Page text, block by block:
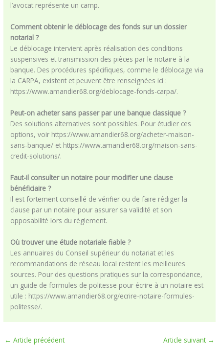
l’avocat représente un camp.
Comment obtenir le déblocage des fonds sur un dossier
notarial ?
Le déblocage intervient après réalisation des conditions
suspensives et transmission des pièces par le notaire à la
banque. Des procédures spécifiques, comme le déblocage via
la CARPA, existent et peuvent être renseignées ici :
https://www.amandier68.org/deblocage-fonds-carpa/.
Peut-on acheter sans passer par une banque classique ?
Des solutions alternatives sont possibles. Pour étudier ces
options, voir https://www.amandier68.org/acheter-maison-
sans-banque/ et https://www.amandier68.org/maison-sans-
credit-solutions/.
Faut-il consulter un notaire pour modifier une clause
bénéficiaire ?
Il est fortement conseillé de vérifier ou de faire rédiger la
clause par un notaire pour assurer sa validité et son
opposabilité lors du règlement.
Où trouver une étude notariale fiable ?
Les annuaires du Conseil supérieur du notariat et les
recommandations de réseau local restent les meilleures
sources. Pour des questions pratiques sur la correspondance,
un guide de formules de politesse pour écrire à un notaire est
utile : https://www.amandier68.org/ecrire-notaire-formules-
politesse/.
← Article précédent Article suivant →